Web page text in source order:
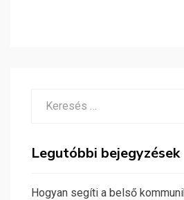
Legutóbbi bejegyzések
Hogyan segíti a belső